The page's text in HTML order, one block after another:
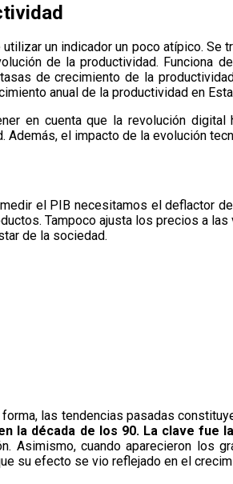
un indicador un poco atípico. Se
de la productividad. Funciona
de crecimiento de la
anual de la productividad en
en cuenta que la revolución
Además, el impacto de la evolución
el PIB necesitamos el deflactor
Tampoco ajusta los precios a
de la sociedad.
forma, las tendencias pasadas
la década de los 90. La clave
Asimismo, cuando aparecieron
su efecto se vio reflejado en el